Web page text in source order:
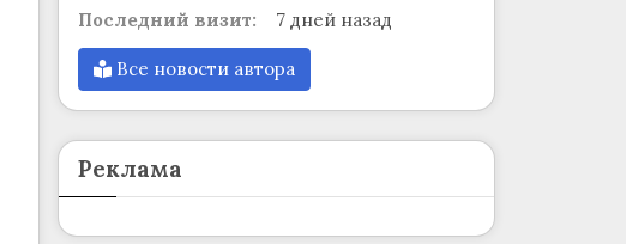
Последний визит:
7 дней назад
Все новости автора
Реклама